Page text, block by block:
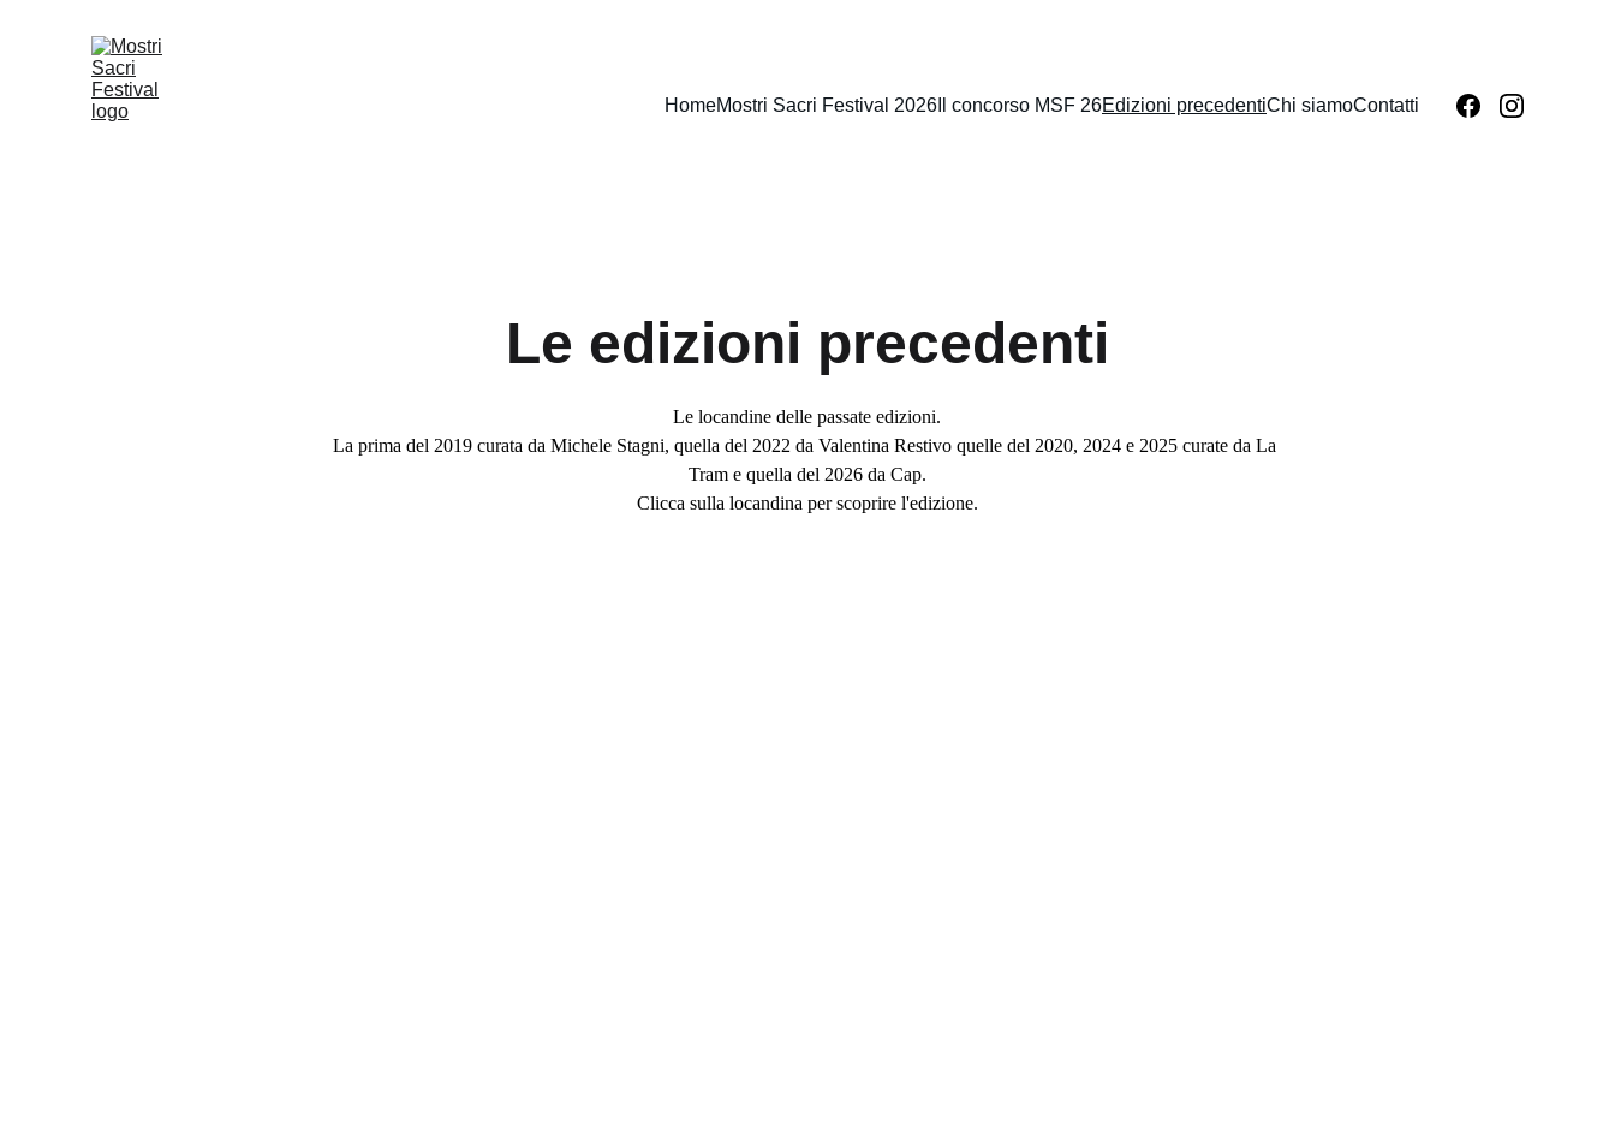
HomeMostri Sacri Festival 2026 Il concorso MSF 26Edizioni precedentiChi siamoContatti
Le edizioni precedenti
Le locandine delle passate edizioni.
La prima del 2019 curata da Michele Stagni, quella del 2022 da Valentina Restivo quelle del 2020, 2024 e 2025 curate da La
Tram e quella del 2026 da Cap.
Clicca sulla locandina per scoprire l'edizione.